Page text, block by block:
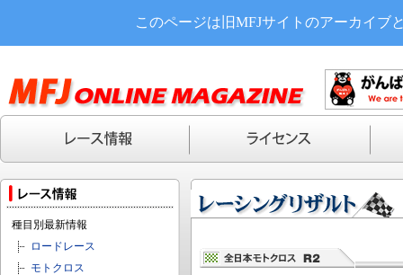
このページは旧MFJサイトのアーカイブ
種目別最新情報
ロードレース
モトクロス